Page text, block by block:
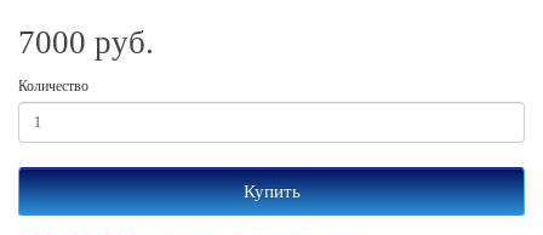
7000 руб.
Количество
Купить